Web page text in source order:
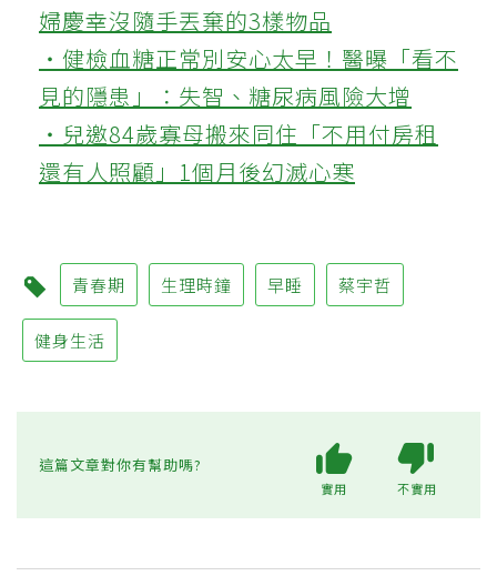
婦慶幸沒隨手丟棄的3樣物品
‧健檢血糖正常別安心太早！醫曝「看不
見的隱患」：失智、糖尿病風險大增
‧兒邀84歲寡母搬來同住「不用付房租
還有人照顧」1個月後幻滅心寒
青春期 生理時鐘 早睡 蔡宇哲
健身生活
這篇文章對你有幫助嗎?
實用 不實用